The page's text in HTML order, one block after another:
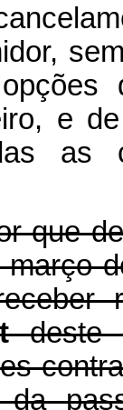
e
as
que
deste
da